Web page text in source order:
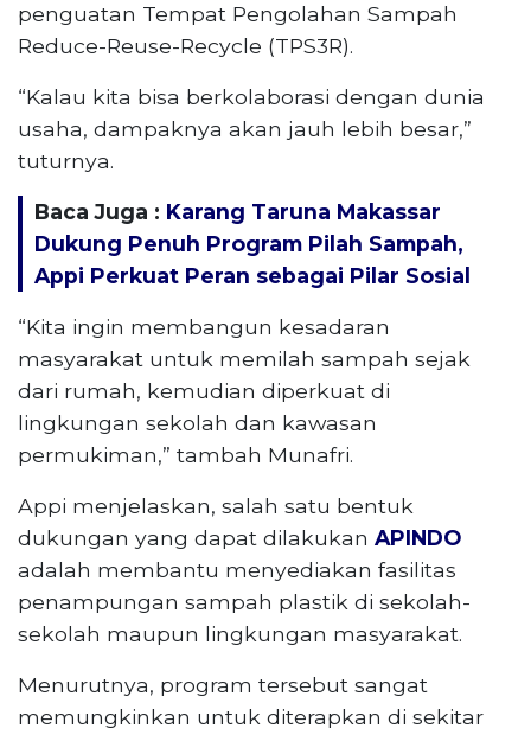
penguatan Tempat Pengolahan Sampah
Reduce-Reuse-Recycle (TPS3R).
“Kalau kita bisa berkolaborasi dengan dunia
usaha, dampaknya akan jauh lebih besar,”
tuturnya.
Baca Juga : Karang Taruna Makassar
Dukung Penuh Program Pilah Sampah,
Appi Perkuat Peran sebagai Pilar Sosial
“Kita ingin membangun kesadaran
masyarakat untuk memilah sampah sejak
dari rumah, kemudian diperkuat di
lingkungan sekolah dan kawasan
permukiman,” tambah Munafri.
Appi menjelaskan, salah satu bentuk
dukungan yang dapat dilakukan APINDO
adalah membantu menyediakan fasilitas
penampungan sampah plastik di sekolah-
sekolah maupun lingkungan masyarakat.
Menurutnya, program tersebut sangat
memungkinkan untuk diterapkan di sekitar